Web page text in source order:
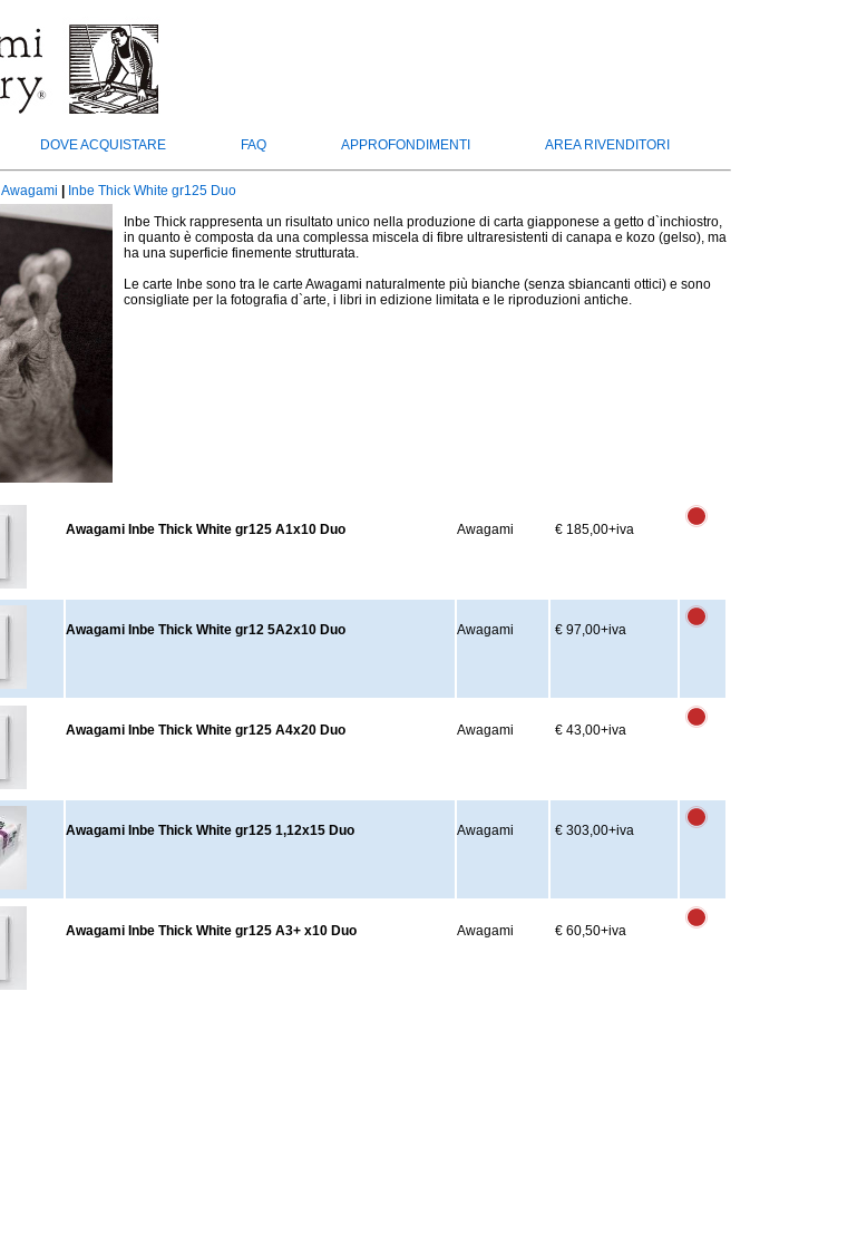
DOVE ACQUISTARE FAQ APPROFONDIMENTI AREA RIVENDITORI
Awagami
Inbe Thick White gr125 Duo
Inbe Thick rappresenta un risultato unico nella produzione di carta giapponese a getto d`inchiostro,
in quanto è composta da una complessa miscela di fibre ultraresistenti di canapa e kozo (gelso), ma
ha una superficie finemente strutturata.
Le carte Inbe sono tra le carte Awagami naturalmente più bianche (senza sbiancanti ottici) e sono
consigliate per la fotografia d`arte, i libri in edizione limitata e le riproduzioni antiche.
Awagami Inbe Thick White gr125 A1x10 Duo Awagami € 185,00+iva
Awagami Inbe Thick White gr12 5A2x10 Duo Awagami € 97,00+iva
Awagami Inbe Thick White gr125 A4x20 Duo Awagami € 43,00+iva
Awagami Inbe Thick White gr125 1,12x15 Duo Awagami € 303,00+iva
Awagami Inbe Thick White gr125 A3+ x10 Duo Awagami € 60,50+iva